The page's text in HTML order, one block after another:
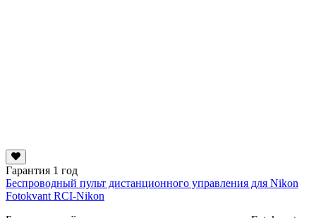
Гарантия 1 год
Беспроводный пульт дистанционного управления для Nikon
Fotokvant RCI-Nikon